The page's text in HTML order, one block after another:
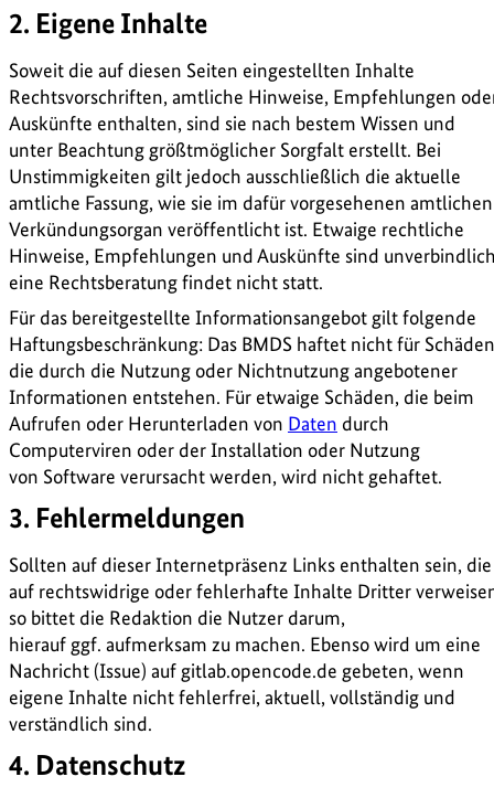
2. Eigene Inhalte
Soweit die auf diesen Seiten eingestellten Inhalte
Rechtsvorschriften, amtliche Hinweise, Empfehlungen
Auskünfte enthalten, sind sie nach bestem Wissen und
unter Beachtung größtmöglicher Sorgfalt erstellt. Bei
Unstimmigkeiten gilt jedoch ausschließlich die aktuelle
amtliche Fassung, wie sie im dafür vorgesehenen amtlichen
Verkündungsorgan veröffentlicht ist. Etwaige rechtliche
Hinweise, Empfehlungen und Auskünfte sind
eine Rechtsberatung findet nicht statt.
Für das bereitgestellte Informationsangebot gilt folgende
Haftungsbeschränkung: Das BMDS haftet nicht für
die durch die Nutzung oder Nichtnutzung angebotener
Informationen entstehen. Für etwaige Schäden, die beim
Aufrufen oder Herunterladen von Daten durch
Computerviren oder der Installation oder Nutzung
von Software verursacht werden, wird nicht gehaftet.
3. Fehlermeldungen
Sollten auf dieser Internetpräsenz Links enthalten sein, die
auf rechtswidrige oder fehlerhafte Inhalte Dritter
so bittet die Redaktion die Nutzer darum,
hierauf ggf. aufmerksam zu machen. Ebenso wird um eine
Nachricht (Issue) auf gitlab.opencode.de gebeten, wenn
eigene Inhalte nicht fehlerfrei, aktuell, vollständig und
verständlich sind.
4. Datenschutz